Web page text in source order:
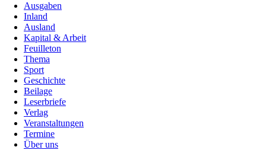
Ausgaben
Inland
Ausland
Kapital & Arbeit
Feuilleton
Thema
Sport
Geschichte
Beilage
Leserbriefe
Verlag
Veranstaltungen
Termine
Über uns